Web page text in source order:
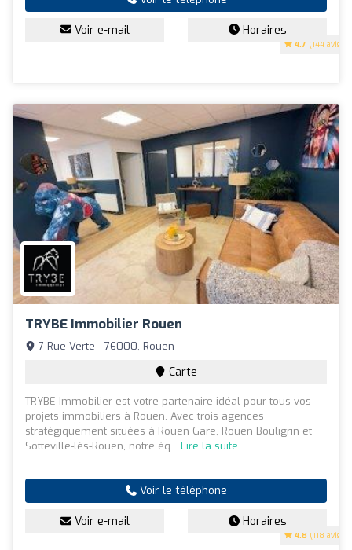
4.7 (144 avis)
Voir e-mail Horaires
TRYBE Immobilier Rouen
4.8 (118 avis)
7 Rue Verte - 76000, Rouen
Carte
TRYBE Immobilier est votre partenaire idéal pour tous vos
projets immobiliers à Rouen. Avec trois agences
stratégiquement situées à Rouen Gare, Rouen Bouligrin et
Sotteville-lès-Rouen, notre éq... Lire la suite
Voir le téléphone
Voir e-mail Horaires